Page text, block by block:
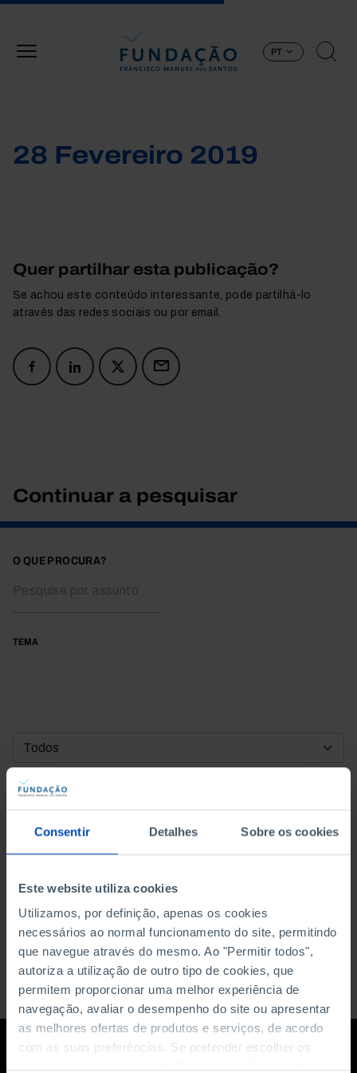
Consentir Detalhes Sobre os cookies
Este website utiliza cookies
Utilizamos, por definição, apenas os cookies
necessários ao normal funcionamento do site, permitindo
que navegue através do mesmo. Ao "Permitir todos",
autoriza a utilização de outro tipo de cookies, que
permitem proporcionar uma melhor experiência de
navegação, avaliar o desempenho do site ou apresentar
as melhores ofertas de produtos e serviços, de acordo
com as suas preferências. Se pretender escolher os
PT
28 Fevereiro 2019
Quer partilhar esta publicação?
Se achou este conteúdo interessante, pode partilhá-lo
através das redes sociais ou por email.
Continuar a pesquisar
O QUE PROCURA?
TEMA
DATA DE INÍCIO
DATA DE FIM